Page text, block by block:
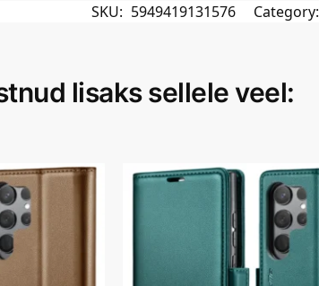
SKU: 5949419131576 Category:
lisaks sellele veel: